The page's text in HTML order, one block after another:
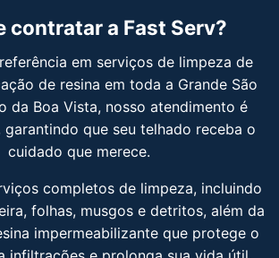
contratar a Fast Serv?
em serviços de limpeza de
de resina em toda a Grande São
da Boa Vista, nosso atendimento é
garantindo que seu telhado receba o
cuidado que merece.
completos de limpeza, incluindo
folhas, musgos e detritos, além da
impermeabilizante que protege o